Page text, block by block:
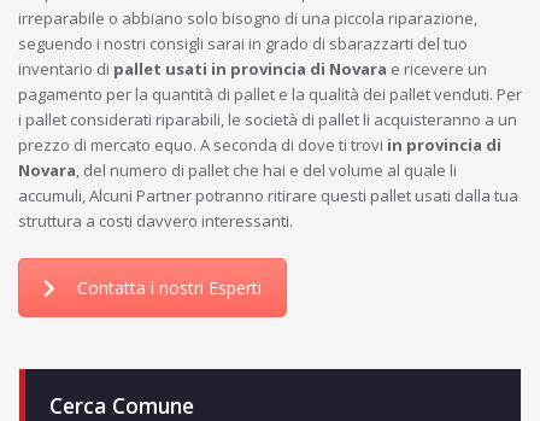
irreparabile o abbiano solo bisogno di una piccola riparazione,
seguendo i nostri consigli sarai in grado di sbarazzarti del tuo
inventario di pallet usati in provincia di Novara e ricevere un
pagamento per la quantità di pallet e la qualità dei pallet venduti. Per
i pallet considerati riparabili, le società di pallet li acquisteranno a un
prezzo di mercato equo. A seconda di dove ti trovi in provincia di
Novara, del numero di pallet che hai e del volume al quale li
accumuli, Alcuni Partner potranno ritirare questi pallet usati dalla tua
struttura a costi davvero interessanti.
Contatta i nostri Esperti
Cerca Comune